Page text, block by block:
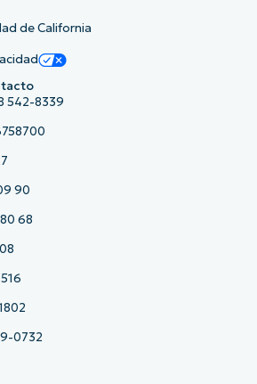
de California
542-8339
90
68
0732